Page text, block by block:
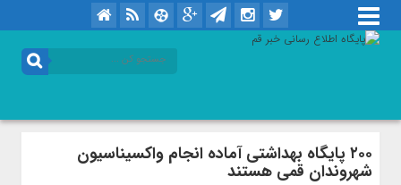
۲۰۰ پایگاه بهداشتی آماده انجام واکسیناسیون
شهروندان قمی هستند